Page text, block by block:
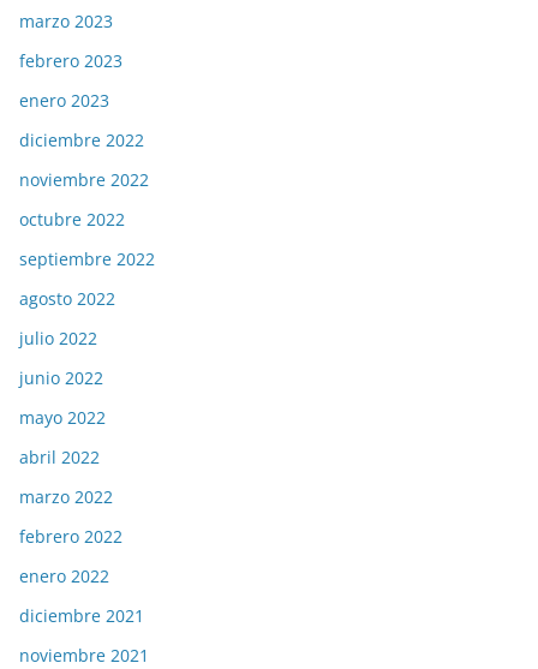
marzo 2023
febrero 2023
enero 2023
diciembre 2022
noviembre 2022
octubre 2022
septiembre 2022
agosto 2022
julio 2022
junio 2022
mayo 2022
abril 2022
marzo 2022
febrero 2022
enero 2022
diciembre 2021
noviembre 2021